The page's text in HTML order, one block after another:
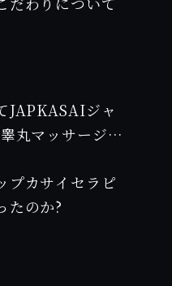
JAPKASAIジャ
丸マッサージ)
プカサイセラピ
たのか?